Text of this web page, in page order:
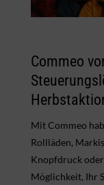
Commeo
Mit Commeo
Rollläden,
Knopfdruck
Möglichkeit, Ihr